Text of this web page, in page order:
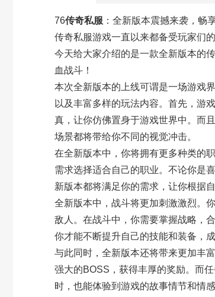
76传奇私服 ：全新版本震撼来袭，畅
传奇私服游戏一直以来都备受玩家们
今天给大家介绍的是一款全新版本的
血战斗！
本次全新版本的上线可谓是一场游戏
以及丰富多样的玩法内容。首先，游
真，让你仿佛置身于游戏世界中。而
场景都将带给你不同的视觉冲击。
在全新版本中，你将拥有更多种类的
需求选择适合自己的职业。不论你是
新版本都将满足你的需求，让你根据
全新版本中，战斗将更加刺激激烈。
敌人。在战斗中，你需要掌握战略，
你才能不断提升自己的技能和装备，
与此同时，全新版本还将带来更加丰
强大的BOSS，获得丰厚的奖励。而
时，也能体验到游戏的故事情节和情感